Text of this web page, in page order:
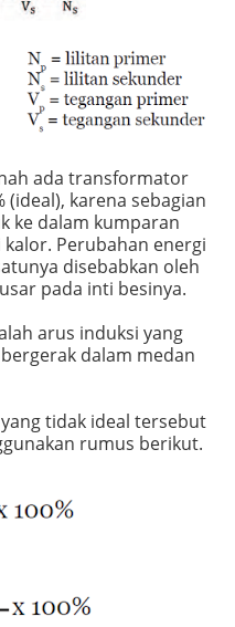
ada transformator
(ideal), karena sebagian
ke dalam kumparan
Perubahan energi
disebabkan oleh
pada inti besinya.
arus induksi yang
dalam medan
tidak ideal tersebut
rumus berikut.